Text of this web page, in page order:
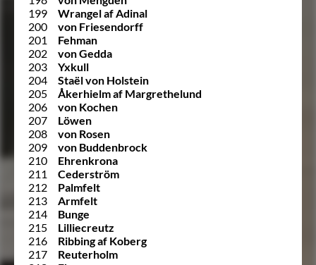
199
Wrangel af Adinal
200
von Friesendorff
201
Fehman
202
von Gedda
203
Yxkull
204
Staël von Holstein
205
Åkerhielm af Margrethelund
206
von Kochen
207
Löwen
208
von Rosen
209
von Buddenbrock
210
Ehrenkrona
211
Cederström
212
Palmfelt
213
Armfelt
214
Bunge
215
Lilliecreutz
216
Ribbing af Koberg
217
Reuterholm